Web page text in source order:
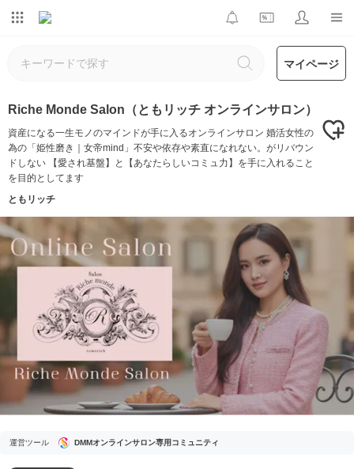
マイページ
Riche Monde Salon（ともリッチ オンラインサロン）
資産になる一生モノのマインドが手に入るオンラインサロン 婚活女性の
為の「姫性磨き｜女帝mind」不安や依存や素直になれない。がリバウン
ドしない 【愛され基盤】と【あなたらしいコミュ力】を手に入れること
を目的としてます
ともリッチ
運営ツール DMMオンラインサロン専用コミュニティ